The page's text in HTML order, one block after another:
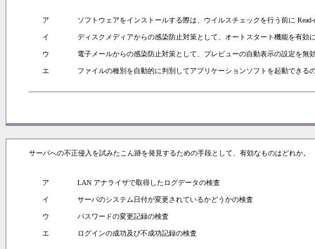
ア ソフトウェアをインストールする際は、ウイルスチェックを行う前に
イ ディスクメディアからの感染防止対策として、オートスタート機能を有効
ウ 電子メールからの感染防止対策として、プレビューの自動表示の設定を無
エ ファイルの種別を自動的に判別してアプリケーションソフトを起動できる
サーバへの不正侵入を試みたこん跡を発見するための手段として、有効なものはどれか
ア LAN アナライザで取得したログデータの検査
イ サーバのシステム日付が変更されているかどうかの検査
ウ パスワードの変更記録の検査
エ ログインの成功及び不成功記録の検査